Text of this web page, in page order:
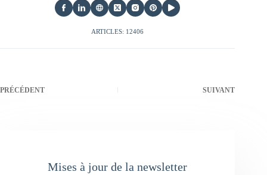
ARTICLES: 12406
PRÉCÉDENT SUIVANT
Mises à jour de la newsletter